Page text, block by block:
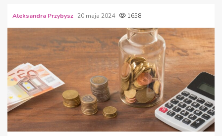
Aleksandra Przybysz 20 maja 2024 1658